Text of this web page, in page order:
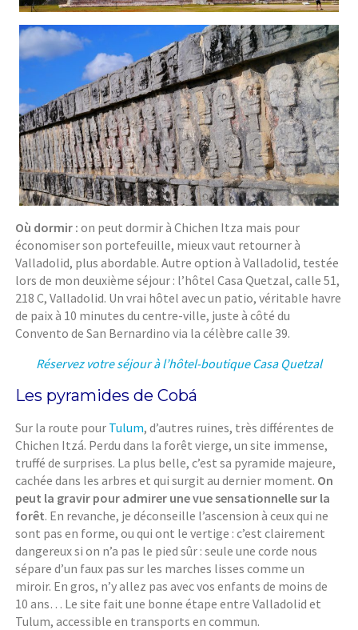
Où dormir : on peut dormir à Chichen Itza mais pour
économiser son portefeuille, mieux vaut retourner à
Valladolid, plus abordable. Autre option à Valladolid, testée
lors de mon deuxième séjour : l’hôtel Casa Quetzal, calle 51,
218 C, Valladolid. Un vrai hôtel avec un patio, véritable havre
de paix à 10 minutes du centre-ville, juste à côté du
Convento de San Bernardino via la célèbre calle 39.
Réservez votre séjour à l’hôtel-boutique Casa Quetzal
Les pyramides de Cobá
Sur la route pour Tulum, d’autres ruines, très différentes de
Chichen Itzá. Perdu dans la forêt vierge, un site immense,
truffé de surprises. La plus belle, c’est sa pyramide majeure,
cachée dans les arbres et qui surgit au dernier moment. On
peut la gravir pour admirer une vue sensationnelle sur la
forêt. En revanche, je déconseille l’ascension à ceux qui ne
sont pas en forme, ou qui ont le vertige : c’est clairement
dangereux si on n’a pas le pied sûr : seule une corde nous
sépare d’un faux pas sur les marches lisses comme un
miroir. En gros, n’y allez pas avec vos enfants de moins de
10 ans… Le site fait une bonne étape entre Valladolid et
Tulum, accessible en transports en commun.